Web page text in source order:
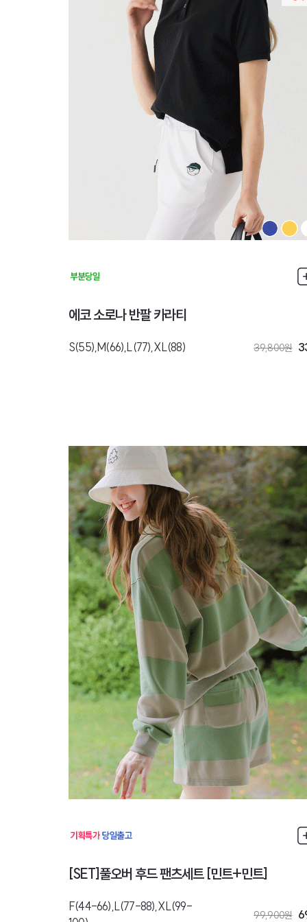
에코 소로나 반팔 카라티
S(55),M(66),L(77),XL(88) 39,800원
[SET]풀오버 후드 팬츠세트 [민트+민트]
F(44-66),L(77-88),XL(99-
99,900원